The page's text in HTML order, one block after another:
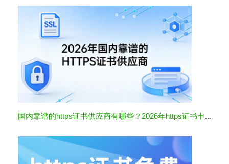
国内靠谱的https证书供应商有哪些？2026年https证书申请渠道推荐